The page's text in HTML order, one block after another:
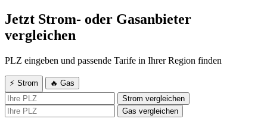
Jetzt Strom- oder Gasanbieter
vergleichen
PLZ eingeben und passende Tarife in Ihrer Region finden
⚡ Strom
🔥 Gas
Strom vergleichen
Gas vergleichen